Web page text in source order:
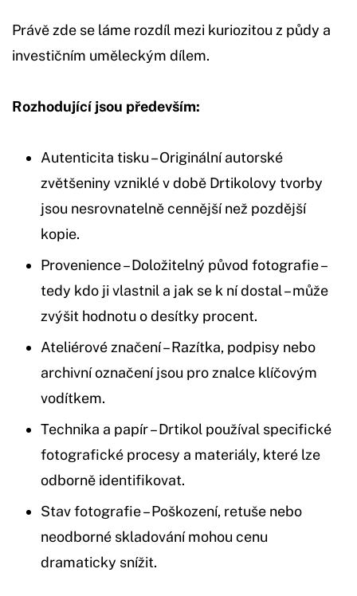
Právě zde se láme rozdíl mezi kuriozitou z půdy a
investičním uměleckým dílem.
Rozhodující jsou především:
Autenticita tisku – Originální autorské
zvětšeniny vzniklé v době Drtikolovy tvorby
jsou nesrovnatelně cennější než pozdější
kopie.
Provenience – Doložitelný původ fotografie –
tedy kdo ji vlastnil a jak se k ní dostal – může
zvýšit hodnotu o desítky procent.
Ateliérové značení – Razítka, podpisy nebo
archivní označení jsou pro znalce klíčovým
vodítkem.
Technika a papír – Drtikol používal specifické
fotografické procesy a materiály, které lze
odborně identifikovat.
Stav fotografie – Poškození, retuše nebo
neodborné skladování mohou cenu
dramaticky snížit.